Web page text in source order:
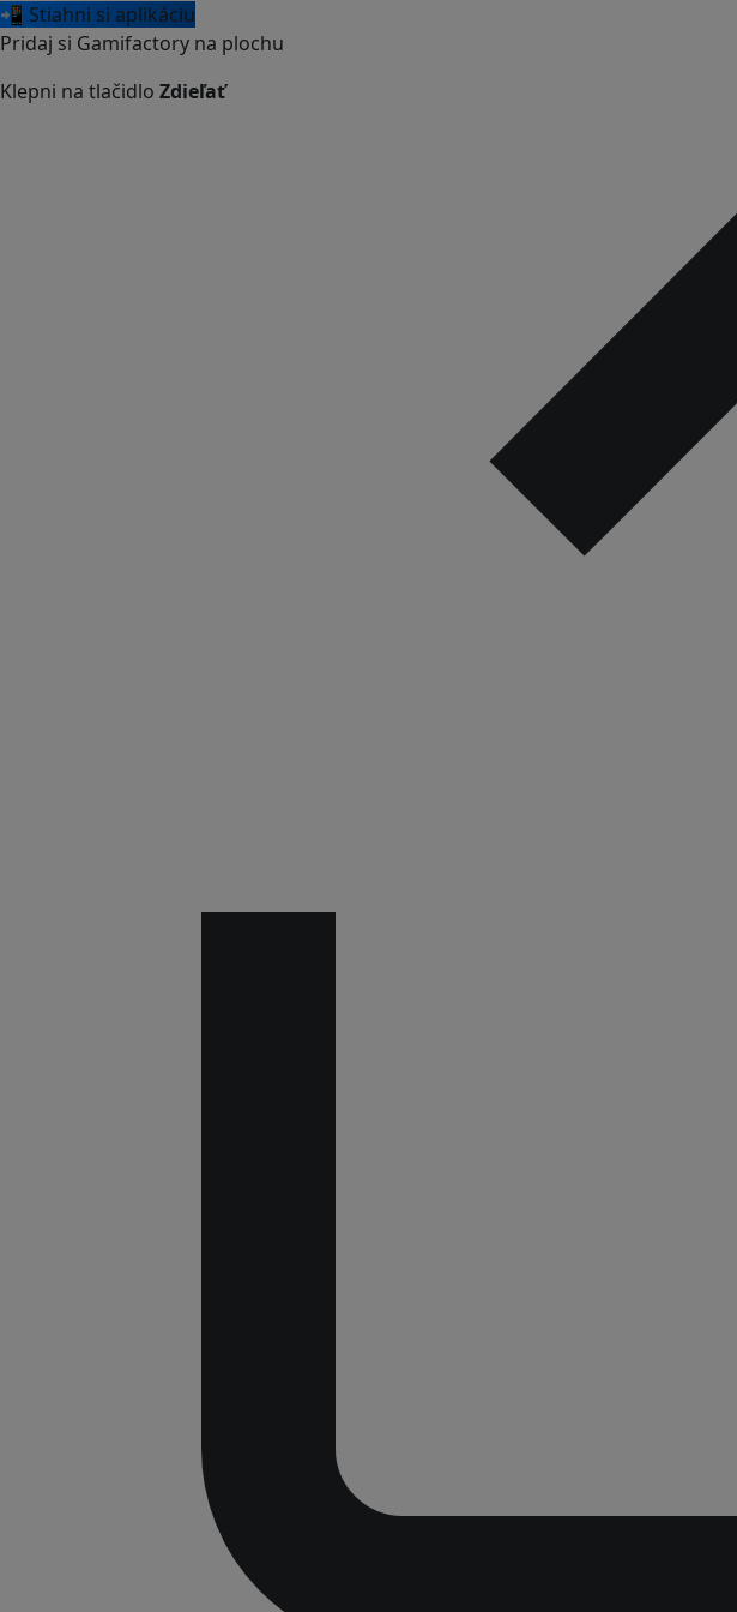
📲 Stiahni si aplikáciu
Pridaj si Gamifactory na plochu
Klepni na tlačidlo Zdieľať